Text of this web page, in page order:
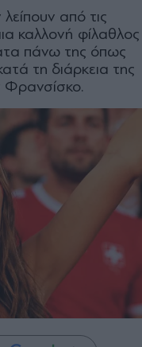
από τις
καλλονή φίλαθλος
πάνω της όπως
τη διάρκεια της
Φρανσίσκο.